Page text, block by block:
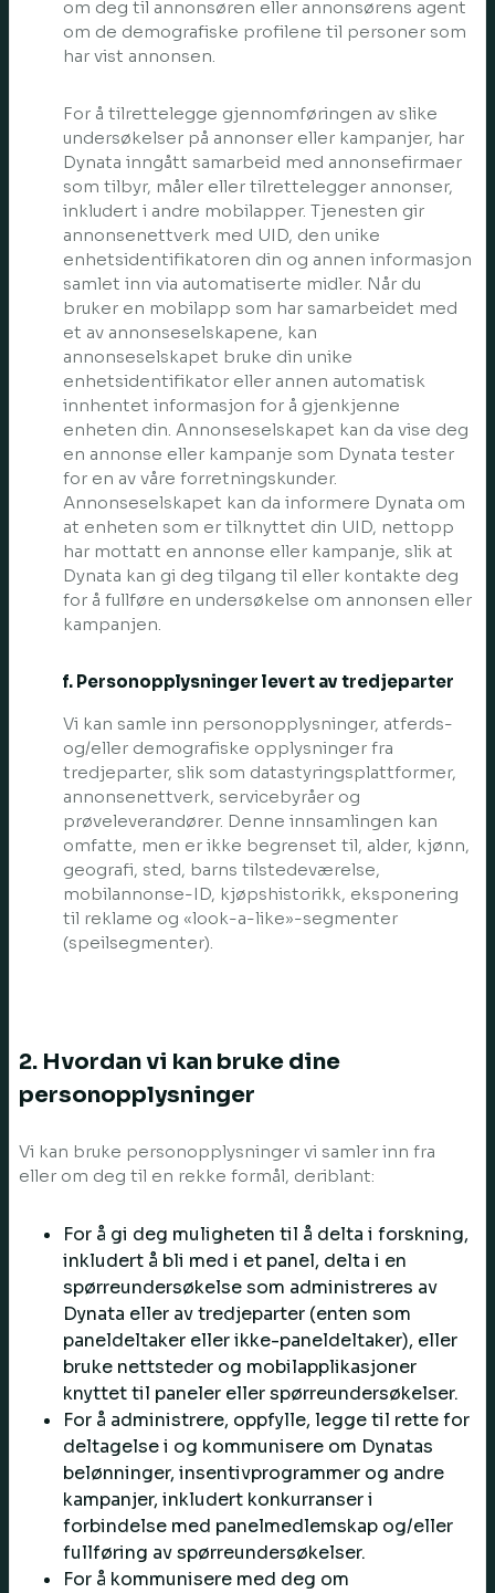
om deg til annonsøren eller annonsørens agent
om de demografiske profilene til personer som
har vist annonsen.
For å tilrettelegge gjennomføringen av slike
undersøkelser på annonser eller kampanjer, har
Dynata inngått samarbeid med annonsefirmaer
som tilbyr, måler eller tilrettelegger annonser,
inkludert i andre mobilapper. Tjenesten gir
annonsenettverk med UID, den unike
enhetsidentifikatoren din og annen informasjon
samlet inn via automatiserte midler. Når du
bruker en mobilapp som har samarbeidet med
et av annonseselskapene, kan
annonseselskapet bruke din unike
enhetsidentifikator eller annen automatisk
innhentet informasjon for å gjenkjenne
enheten din. Annonseselskapet kan da vise deg
en annonse eller kampanje som Dynata tester
for en av våre forretningskunder.
Annonseselskapet kan da informere Dynata om
at enheten som er tilknyttet din UID, nettopp
har mottatt en annonse eller kampanje, slik at
Dynata kan gi deg tilgang til eller kontakte deg
for å fullføre en undersøkelse om annonsen eller
kampanjen.
f. Personopplysninger levert av tredjeparter
Vi kan samle inn personopplysninger, atferds-
og/eller demografiske opplysninger fra
tredjeparter, slik som datastyringsplattformer,
annonsenettverk, servicebyråer og
prøveleverandører. Denne innsamlingen kan
omfatte, men er ikke begrenset til, alder, kjønn,
geografi, sted, barns tilstedeværelse,
mobilannonse-ID, kjøpshistorikk, eksponering
til reklame og «look-a-like»-segmenter
(speilsegmenter).
2. Hvordan vi kan bruke dine
personopplysninger
Vi kan bruke personopplysninger vi samler inn fra
eller om deg til en rekke formål, deriblant:
For å gi deg muligheten til å delta i forskning,
inkludert å bli med i et panel, delta i en
spørreundersøkelse som administreres av
Dynata eller av tredjeparter (enten som
paneldeltaker eller ikke-paneldeltaker), eller
bruke nettsteder og mobilapplikasjoner
knyttet til paneler eller spørreundersøkelser.
For å administrere, oppfylle, legge til rette for
deltagelse i og kommunisere om Dynatas
belønninger, insentivprogrammer og andre
kampanjer, inkludert konkurranser i
forbindelse med panelmedlemskap og/eller
fullføring av spørreundersøkelser.
For å kommunisere med deg om